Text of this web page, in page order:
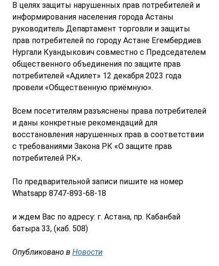
В целях защиты нарушенных прав потребителей и
информирования населения города Астаны
руководитель Департамент торговли и защиты
прав потребителей по городу Астане Егембердиев
Нургали Куандыкович совместно с Председателем
общественного объединения по защите прав
потребителей «Адилет» 12 декабря 2023 года
провели «Общественную приёмную».
Всем посетителям разъяснены права потребителей
и даны конкретные рекомендаций для
восстановления нарушенных прав в соответствии
с требованиями Закона РК «О защите прав
потребителей РК».
По предварительной записи пишите на номер
Whatsapp 8747-893-68-18
и ждем Вас по адресу: г. Астана, пр. Кабанбай
батыра 33, (каб. 508)
Опубликовано в Новости